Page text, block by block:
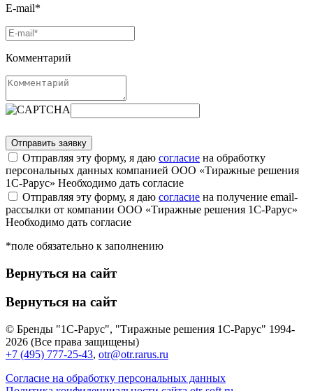
E-mail*
Комментарий
Отправляя эту форму, я даю согласие на обработку
персональных данных компанией ООО «Тиражные решения
1С-Рарус» Необходимо дать согласие
Отправляя эту форму, я даю согласие на получение email-
рассылки от компании ООО «Тиражные решения 1С-Рарус»
Необходимо дать согласие
*поле обязательно к заполнению
Вернуться на сайт
Вернуться на сайт
© Бренды "1С-Рарус", "Тиражные решения 1С-Рарус" 1994-
2026 (Все права защищены)
+7 (495) 777-25-43, otr@otr.rarus.ru
Согласие на обработку персональных данных